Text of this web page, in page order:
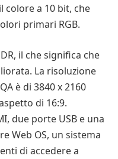
colore a 10 bit, che
primari RGB.
il che significa che
La risoluzione
è di 3840 x 2160
di 16:9.
due porte USB e una
Web OS, un sistema
di accedere a